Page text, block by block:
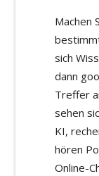
Machen
sich
dann
Treffer
sehen
KI,
hören
Online-